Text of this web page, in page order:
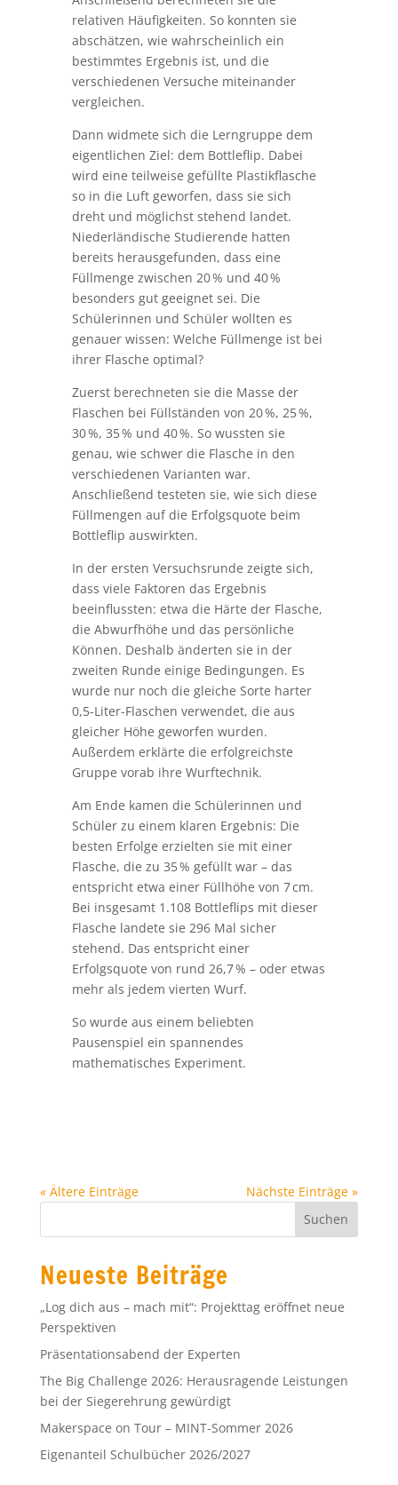
durch. Sie warfen Reißzwecken, den
schuleigenen „Goldtaler“ sowie besondere
Würfel – zum Beispiel einen mit 20 Seiten
– und zählten dabei jeweils, wie oft ein
Erfolg oder ein Misserfolg eintrat.
Anschließend berechneten sie die
relativen Häufigkeiten. So konnten sie
abschätzen, wie wahrscheinlich ein
bestimmtes Ergebnis ist, und die
verschiedenen Versuche miteinander
vergleichen.
Dann widmete sich die Lerngruppe dem
eigentlichen Ziel: dem Bottleflip. Dabei
wird eine teilweise gefüllte Plastikflasche
so in die Luft geworfen, dass sie sich
dreht und möglichst stehend landet.
Niederländische Studierende hatten
bereits herausgefunden, dass eine
Füllmenge zwischen 20 % und 40 %
besonders gut geeignet sei. Die
Schülerinnen und Schüler wollten es
genauer wissen: Welche Füllmenge ist bei
ihrer Flasche optimal?
Zuerst berechneten sie die Masse der
Flaschen bei Füllständen von 20 %, 25 %,
30 %, 35 % und 40 %. So wussten sie
genau, wie schwer die Flasche in den
verschiedenen Varianten war.
Anschließend testeten sie, wie sich diese
Füllmengen auf die Erfolgsquote beim
Bottleflip auswirkten.
In der ersten Versuchsrunde zeigte sich,
dass viele Faktoren das Ergebnis
beeinflussten: etwa die Härte der Flasche,
die Abwurfhöhe und das persönliche
Können. Deshalb änderten sie in der
zweiten Runde einige Bedingungen. Es
wurde nur noch die gleiche Sorte harter
0,5-Liter-Flaschen verwendet, die aus
gleicher Höhe geworfen wurden.
Außerdem erklärte die erfolgreichste
Gruppe vorab ihre Wurftechnik.
Am Ende kamen die Schülerinnen und
Schüler zu einem klaren Ergebnis: Die
besten Erfolge erzielten sie mit einer
Flasche, die zu 35 % gefüllt war – das
entspricht etwa einer Füllhöhe von 7 cm.
Bei insgesamt 1.108 Bottleflips mit dieser
Flasche landete sie 296 Mal sicher
stehend. Das entspricht einer
« Ältere Einträge Nächste Einträge »
Neueste Beiträge
„Log dich aus – mach mit“: Projekttag eröffnet neue
Perspektiven
Präsentationsabend der Experten